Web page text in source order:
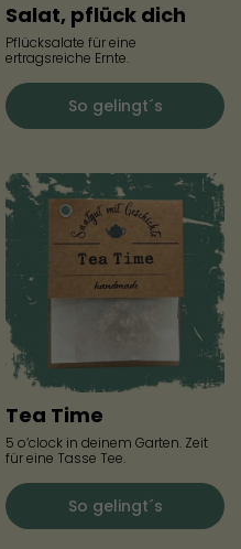
Salat, pflück dich
Pflücksalate für eine
ertragsreiche Ernte.
So gelingt´s
Tea Time
5 o‘clock in deinem Garten. Zeit
für eine Tasse Tee.
So gelingt´s